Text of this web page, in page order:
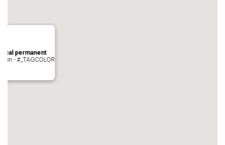
permanent
- #_TAGCOLOR